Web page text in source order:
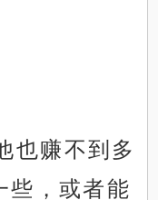
也赚不到多
些，或者能